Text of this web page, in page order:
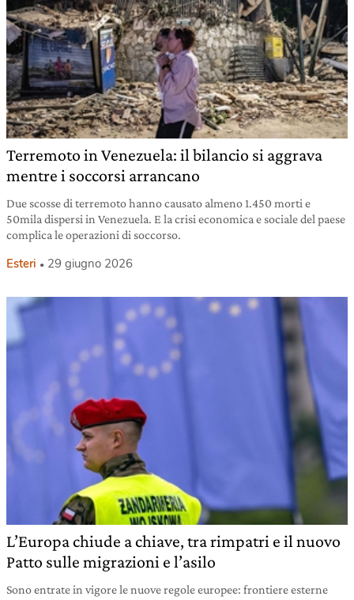
Terremoto in Venezuela: il bilancio si aggrava
mentre i soccorsi arrancano
Due scosse di terremoto hanno causato almeno 1.450 morti e
50mila dispersi in Venezuela. E la crisi economica e sociale del paese
complica le operazioni di soccorso.
Esteri 29 giugno 2026
L’Europa chiude a chiave, tra rimpatri e il nuovo
Patto sulle migrazioni e l’asilo
Sono entrate in vigore le nuove regole europee: frontiere esterne